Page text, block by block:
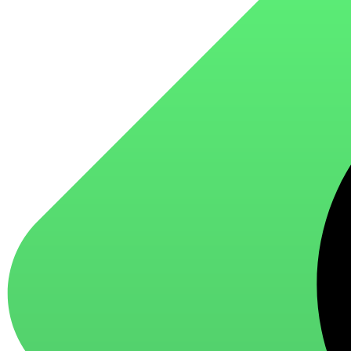
для ароматизации и нейтрализации запахов
для стирки и ухода за тканями
для ковров и текстильных изделий
специализированные чистящие средства
универсальные чистящие средства
дезинфицирующие средства
Автохимия и автокосметика
автоэмали
аэрозольные смазки